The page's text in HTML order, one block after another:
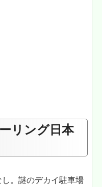
リング日本
。謎のデカイ駐車場